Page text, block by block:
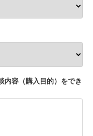
容（購入目的）をでき